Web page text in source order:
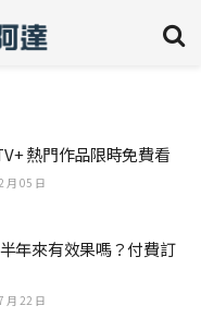
熱門作品限時免費看
月 05 日
年來有效果嗎？付費訂
月 22 日